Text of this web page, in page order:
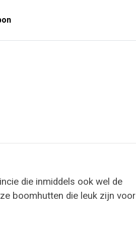
die inmiddels ook wel de
boomhutten die leuk zijn voor